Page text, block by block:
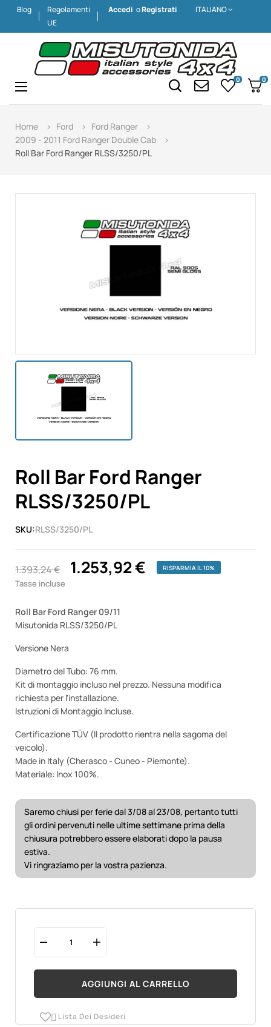
ITALIANO
Blog
Regolamenti
UE
Accedi oRegistrati
Navigazione
☰ 0 0
Home Ford
Ford Ranger
2009 - 2011 Ford Ranger Double Cab
Roll Bar Ford Ranger RLSS/3250/PL
Roll Bar Ford Ranger
RLSS/3250/PL
SKU:RLSS/3250/PL
1.393,24 € 1.253,92 € RISPARMIA IL 10%
Tasse incluse
Roll Bar Ford Ranger 09/11
Misutonida RLSS/3250/PL
Versione Nera
Diametro del Tubo: 76 mm.
Kit di montaggio incluso nel prezzo. Nessuna modifica
richiesta per l'installazione.
Istruzioni di Montaggio Incluse.
Certificazione TÜV (Il prodotto rientra nella sagoma del
veicolo).
Made in Italy (Cherasco - Cuneo - Piemonte).
Materiale: Inox 100%.
Saremo chiusi per ferie dal 3/08 al 23/08, pertanto tutti
gli ordini pervenuti nelle ultime settimane prima della
chiusura potrebbero essere elaborati dopo la pausa
estiva.
Vi ringraziamo per la vostra pazienza.
AGGIUNGI AL CARRELLO
 Lista Dei Desideri